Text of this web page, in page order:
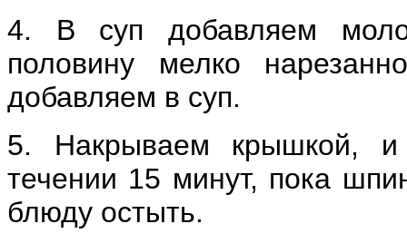
4. В суп добавляем
половину мелко
добавляем в суп.
5. Накрываем крышкой,
течении 15 минут, пока
блюду остыть.